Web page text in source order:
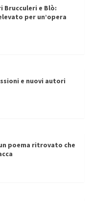
Brucculeri e Blò:
per un’opera
e nuovi autori
poema ritrovato che